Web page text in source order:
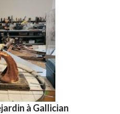
à Gallician